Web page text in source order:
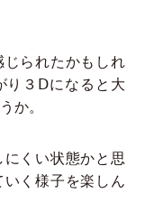
られたかもしれ
り３Ⅾになると大
か。
にくい状態かと思
く様子を楽しん